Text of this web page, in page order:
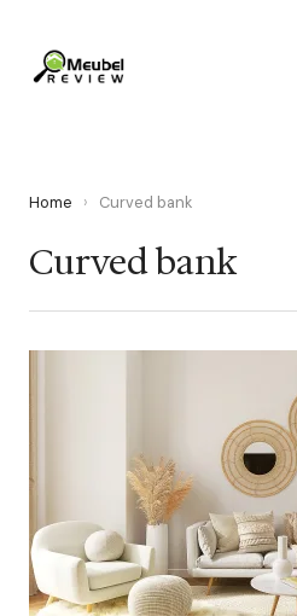
Home › Curved bank
Curved bank